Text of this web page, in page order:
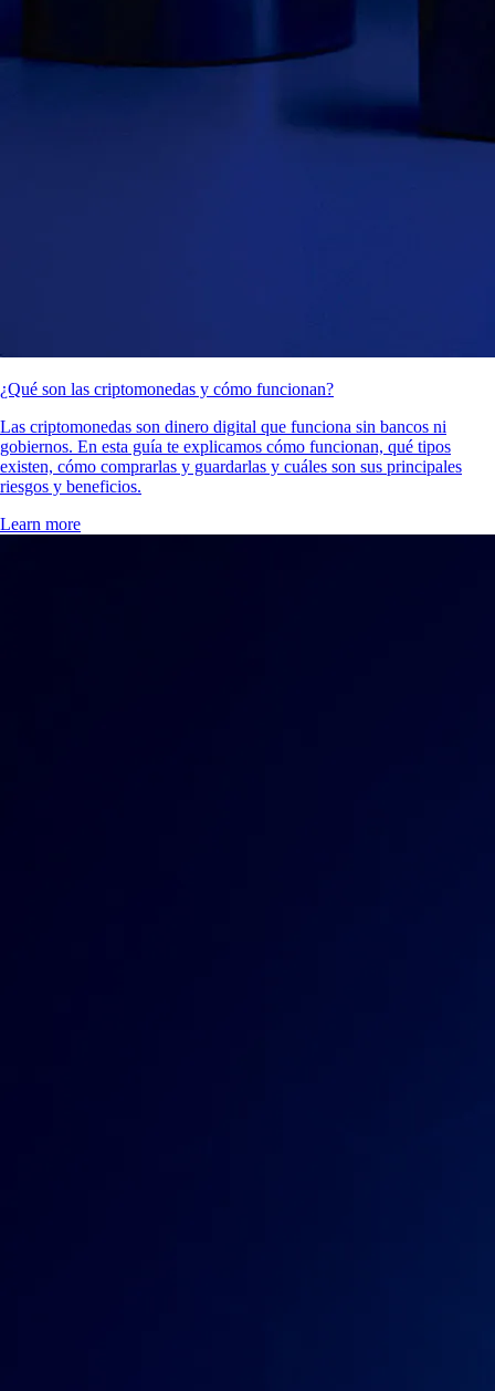
¿Qué son las criptomonedas y cómo funcionan?
Las criptomonedas son dinero digital que funciona sin bancos ni
gobiernos. En esta guía te explicamos cómo funcionan, qué tipos
existen, cómo comprarlas y guardarlas y cuáles son sus principales
riesgos y beneficios.
Learn more